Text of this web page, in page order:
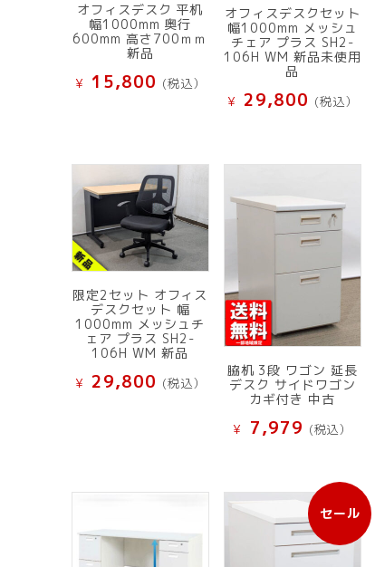
オフィスデスク 平机
幅1000mm 奥行
600mm 高さ700ｍｍ
新品
¥ 15,800 (税込）
オフィスデスクセット
幅1000mm メッシュ
チェア プラス SH2-
106H WM 新品未使用
品
¥ 29,800 (税込）
限定2セット オフィス
デスクセット 幅
1000mm メッシュチ
ェア プラス SH2-
106H WM 新品
¥ 29,800 (税込）
脇机 3段 ワゴン 延長
デスク サイドワゴン
カギ付き 中古
¥ 7,979 (税込）
セール
販
売
中